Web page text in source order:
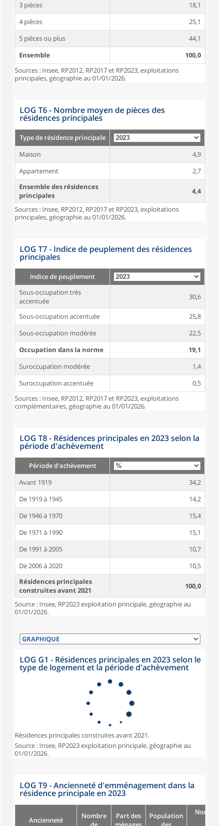
3 pièces
18,1
4 pièces
25,1
5 pièces ou plus
44,1
Ensemble
100,0
Sources : Insee, RP2012, RP2017 et RP2023, exploitations
principales, géographie au 01/01/2026.
LOG T6 - Nombre moyen de pièces des
résidences principales
Type de résidence principale
Maison
4,9
Appartement
2,7
Ensemble des résidences
principales
4,4
Sources : Insee, RP2012, RP2017 et RP2023, exploitations
principales, géographie au 01/01/2026.
LOG T7 - Indice de peuplement des résidences
principales
Indice de peuplement
Sous-occupation très
accentuée
30,6
Sous-occupation accentuée
25,8
Sous-occupation modérée
22,5
Occupation dans la norme
19,1
Suroccupation modérée
1,4
Suroccupation accentuée
0,5
Sources : Insee, RP2012, RP2017 et RP2023, exploitations
complémentaires, géographie au 01/01/2026.
LOG T8 - Résidences principales en 2023 selon la
période d'achèvement
Période d'achèvement
Avant 1919
34,2
De 1919 à 1945
14,2
De 1946 à 1970
15,4
De 1971 à 1990
15,1
De 1991 à 2005
10,7
De 2006 à 2020
10,5
Résidences principales
construites avant 2021
100,0
Source : Insee, RP2023 exploitation principale, géographie au
01/01/2026.
LOG G1 - Résidences principales en 2023 selon le
type de logement et la période d'achèvement
Résidences principales construites avant 2021.
Source : Insee, RP2023 exploitation principale, géographie au
01/01/2026.
LOG T9 - Ancienneté d'emménagement dans la
résidence principale en 2023
Ancienneté
Nombre
Part des
Population